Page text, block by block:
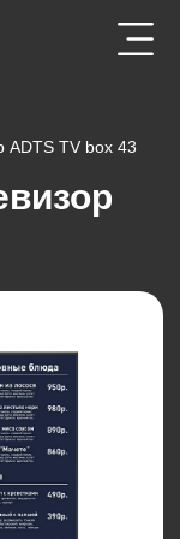
ADTS TV box 43